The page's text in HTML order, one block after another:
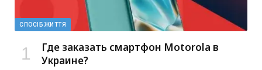
СПОСІБ ЖИТТЯ
Где заказать смартфон Motorola в
Украине?